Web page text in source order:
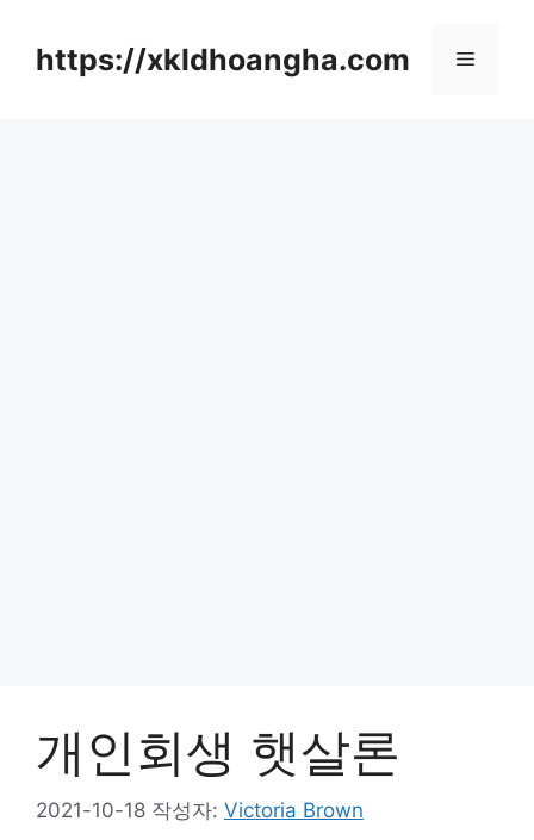
https://xkldhoangha.com 메
개인회생 햇살론
2021-10-18 작성자: Victoria Brown